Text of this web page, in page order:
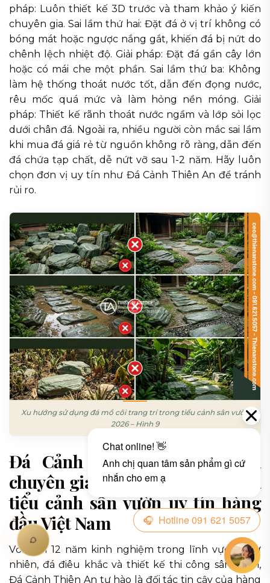
pháp: Luôn thiết kế 3D trước và tham khảo ý kiến
chuyên gia. Sai lầm thứ hai: Đặt đá ở vị trí không có
bóng mát hoặc ngược nắng gắt, khiến đá bị nứt do
chênh lệch nhiệt độ. Giải pháp: Đặt đá gần cây lớn
hoặc có mái che một phần. Sai lầm thứ ba: Không
làm hệ thống thoát nước tốt, dẫn đến đọng nước,
rêu mốc quá mức và làm hỏng nền móng. Giải
pháp: Thiết kế rãnh thoát nước ngầm và lớp sỏi lọc
dưới chân đá. Ngoài ra, nhiều người còn mắc sai lầm
khi mua đá giá rẻ từ nguồn không rõ ràng, dẫn đến
đá chứa tạp chất, dễ nứt vỡ sau 1-2 năm. Hãy luôn
chọn đơn vị uy tín như Đá Cảnh Thiên An để tránh
rủi ro.
Xu hướng sử dụng đá mồ côi trang trí trong tiểu cảnh sân vườn
2026 – Hình 9
Đá Cảnh Thiên An – Đơn vị
chuyên gia thi công đá mồ côi và
tiểu cảnh sân vườn uy tín hàng
đầu Việt Nam
Với hơn 12 năm kinh nghiệm trong lĩnh vực đá tự
nhiên, đá điêu khắc và thiết kế thi công sân vườn,
Đá Cảnh Thiên An tự hào là đối tác tin cậy của hàng